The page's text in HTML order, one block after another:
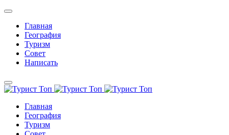
Главная
География
Туризм
Совет
Написать
Главная
География
Туризм